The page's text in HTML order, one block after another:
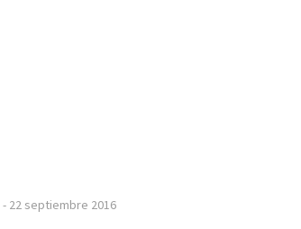
- 22 septiembre 2016